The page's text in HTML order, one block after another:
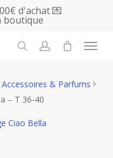
d'achat 💌
boutique
Menu
& Parfums
– T 36-40